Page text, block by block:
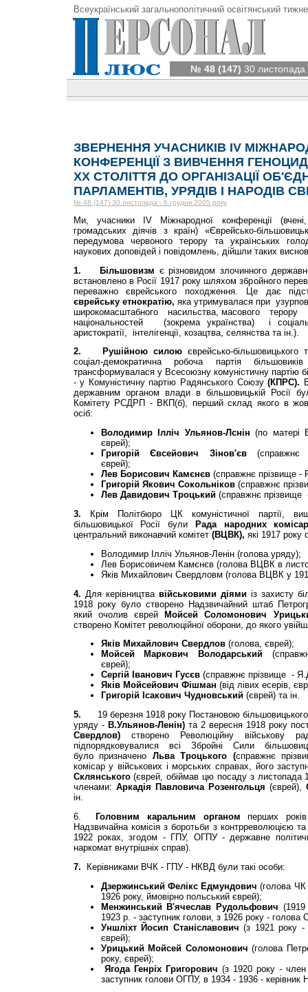
Всеукраїнський загальнополітичний освітянський
№ 48 (147) 30 листопада
ЗВЕРНЕННЯ УЧАСНИКІВ IV
КОНФЕРЕНЦІЇ З ВИВЧЕННЯ
XX СТОЛІТТЯ ДО ОРГАНІЗАЦІЇ
ПАРЛАМЕНТІВ, УРЯДІВ І НАРОДІВ
№ 48 (147) 30 листопада - 6 грудня 2005 року
Ми, учасники ІV Міжнародної конференції
громадських діячів з країн) «Єврейсько-
передумова червоного терору та українських
наукових доповідей і повідомлень, дійшли таких
1. Більшовизм є різновидом злочинного
встановлено в Росії 1917 року шляхом збройного
переважно єврейського походження. Це дає
єврейську етнократію, яка утримувалася при
широкомасштабного насильства, масового
національностей (зокрема українства) і
аристократії, інтелігенції, козацтва, селянства та ін.).
2.
Рушійною силою єврейсько-більшовицького
соціал-демократична робоча партія
трансформувалася у Всесоюзну комуністичну партію
- у Комуністичну партію Радянського Союзу(КПРС).
державним органом влади в більшовицькій Росії
Комітету РСДРП - ВКП(б), перший склад якого в
осіб:
Володимир Ілліч Ульянов-Лснін (по матері
єврей);
Григорій Євсейович Зінов'єв(справжнє
єврей);
Лев Борисович Камєнєв (справжнє прізвище -
Григорій Якович Сокольніков (справжнє
Лев Давидович Троцький (справжнє прізвище
3. Крім Політбюро ЦК комуністичної партії,
більшовицької Росії були
Рада народних
центральний виконавчий комітет (ВЦВК), які 1917
Володимир Ілліч Ульянов-Ленін (голова уряду);
Лев Борисовичем Камєнєв (голова ВЦВК в
Яків Михайлович Свердловм (голова ВЦВК у
4. Для керівництва військовими діями із захисту
1918 року було створено Надзвичайний штаб
який очолив єврейМойсейСоломонович
створено Комітет революційної оборони, до якого
Яків Михайлович Свердлов (голова, єврей);
Мойсей Маркович Володарський
єврей);
Сергій Іванович Гусєв (справжнє прізвище -
Яків Мойсейович Фішман (від лівих есерів,
Григорій Ісакович Чудновський (єврей) та ін.
5. 19 березня 1918 року Постановою
уряду - В.Ульянов-Ленін) та 2 вересня 1918 року
Свердлов) створено Революційну військову
підпорядковувалися всі Збройні Сили
було призначено Льва Троцького (справжнє
комісар у військових і морських справах, його
Склянського(єврей, обіймав цю посаду з листопада
членами: Аркадія Павловича Розенгольця(єврей),
ін.
6.
Головним каральним органом перших
Надзвичайна комісія з боротьби з контрреволюцією
1922 роках, згодом - ГПУ, ОГПУ - державне
наркомат внутрішніх справ).
7.
Керівниками ВЧК - ГПУ - НКВД були такі особи:
Дзержинський Фелікс Едмундович(голова ЧК
1926 року, ймовірно польський єврей);
Менжинський В'ячеслав Рудольфович
1923 р. - заступник голови, з 1926 року - голова
Уншліхт Йосип Станіславович(з 1921 року -
єврей);
Урицький Мойсей Соломонович (голова
року, єврей);
Ягода Генріх Григорович(з 1920 року -
заступник голови ОГПУ, в 1934 - 1936 -